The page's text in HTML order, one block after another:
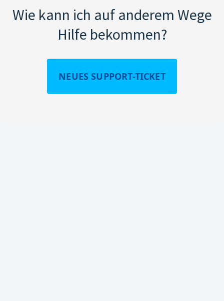
Wie kann ich auf anderem Wege
Hilfe bekommen?
NEUES SUPPORT-TICKET